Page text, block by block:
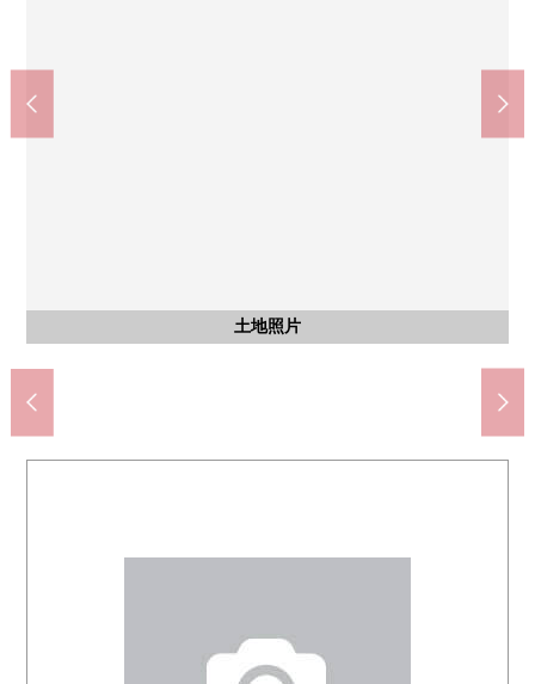
土地照片
土地照片
土地照片
含有前面道路的外觀
前面道路
含有前面道路的外觀
前面道路
泉屋千本北大路商店(約180m)
步行3分鐘
Lawson千本北大路商店(約350m)
步行5分鐘
doragguyutaka紫野商店(約450m)
步行6分鐘
京都北大路1000部郵局(約240m)
步行3分鐘
社會福利法人京都社會事業財團西陣錦緞醫院(約1300m)
步行17分鐘